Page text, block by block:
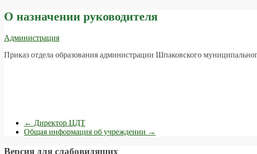
О назначении руководителя
Администрация
Приказ отдела образования администрации Шпаковского
← Директор ЦДТ
Общая информация об учреждении →
Версия для слабовидящих